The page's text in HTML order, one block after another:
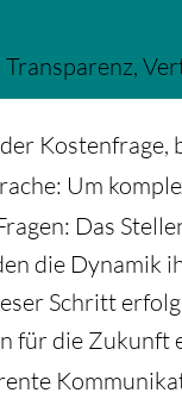
Kostenfrage,
Um
Das
die Dynamik
Schritt
für die Zukunft